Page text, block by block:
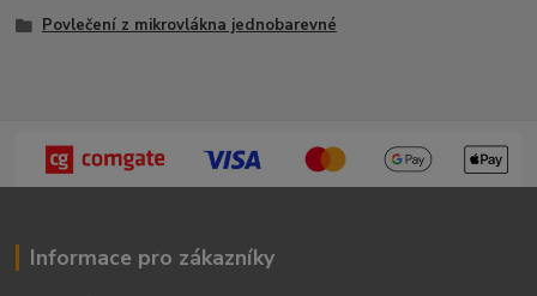
Povlečení z mikrovlákna jednobarevné
Informace pro zákazníky